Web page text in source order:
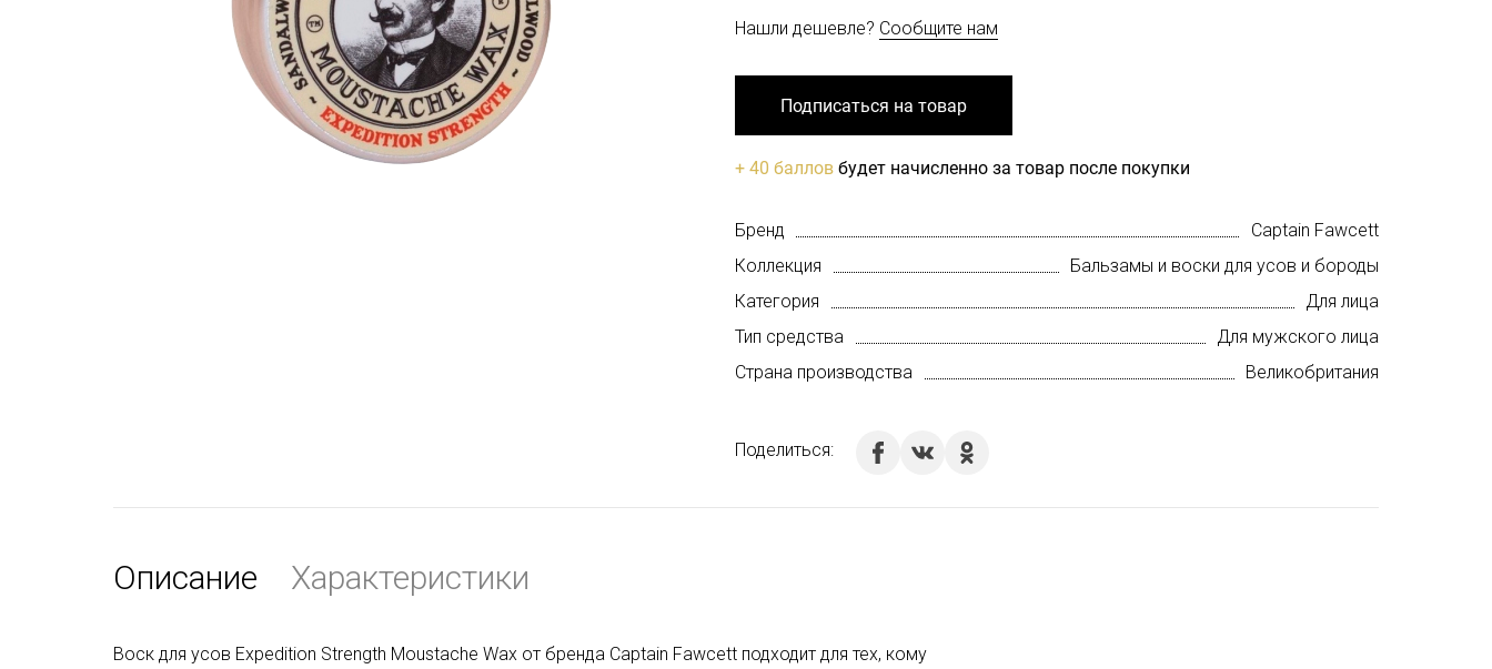
Нашли дешевле? Сообщите нам
Подписаться на товар
+ 40 баллов будет начисленно за товар после покупки
Бренд
Captain Fawcett
Коллекция
Бальзамы и воски для усов и бороды
Категория
Для лица
Тип средства
Для мужского лица
Страна производства
Великобритания
Поделиться:
Описание Характеристики
Воск для усов Expedition Strength Moustache Wax от бренда Captain Fawcett подходит для тех, кому